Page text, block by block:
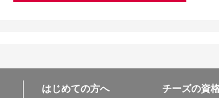
はじめての方へ チーズの資